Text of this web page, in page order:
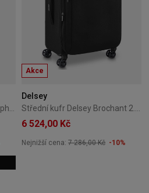
Akce
Delsey
6 524,00 Kč
Nejnižší cena: 7 286,00 Kč -10%